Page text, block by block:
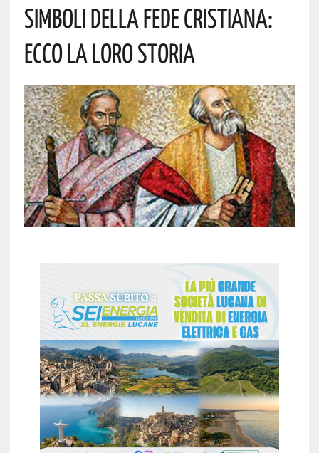
Simboli Della Fede Cristiana:
Ecco La Loro Storia